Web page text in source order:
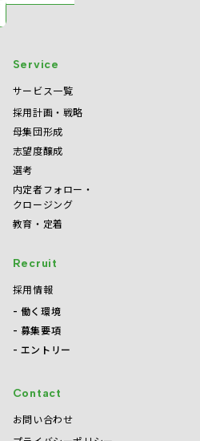
Service
サービス一覧
採用計画・戦略
母集団形成
志望度醸成
選考
内定者フォロー・
クロージング
教育・定着
Recruit
採用情報
働く環境
募集要項
エントリー
Contact
お問い合わせ